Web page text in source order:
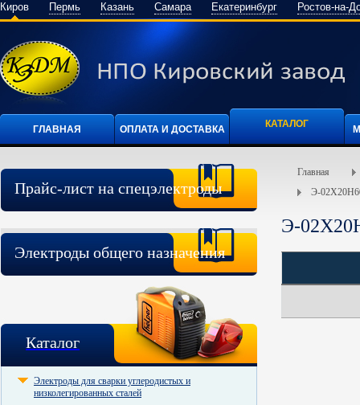
Киров Пермь Казань Самара Екатеринбург Ростов-на-
ГЛАВНАЯ ОПЛАТА И ДОСТАВКА КАТАЛОГ
Прайс-лист на спецэлектроды
Электроды общего назначения
Каталог
Электроды для сварки углеродистых и
низколегированных сталей
Главная
Э-
Э-